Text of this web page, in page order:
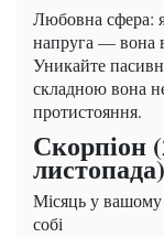
Любовна сфера:
напруга — вона
Уникайте
складною вона
протистояння.
Скорпіон
листопада)
Місяць у
собі